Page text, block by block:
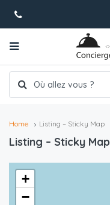
Home Listing – Sticky Map
Listing – Sticky Map
+
−